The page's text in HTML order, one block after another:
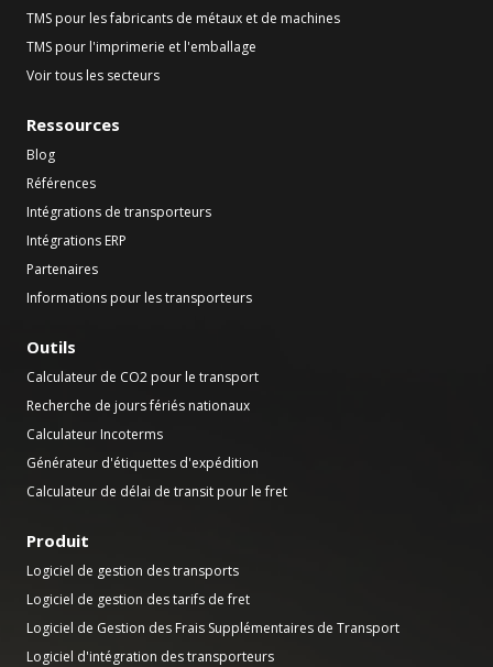
TMS pour les fabricants de métaux et de machines
TMS pour l'imprimerie et l'emballage
Voir tous les secteurs
Ressources
Blog
Références
Intégrations de transporteurs
Intégrations ERP
Partenaires
Informations pour les transporteurs
Outils
Calculateur de CO2 pour le transport
Recherche de jours fériés nationaux
Calculateur Incoterms
Générateur d'étiquettes d'expédition
Calculateur de délai de transit pour le fret
Produit
Logiciel de gestion des transports
Logiciel de gestion des tarifs de fret
Logiciel de Gestion des Frais Supplémentaires de Transport
Logiciel d'intégration des transporteurs